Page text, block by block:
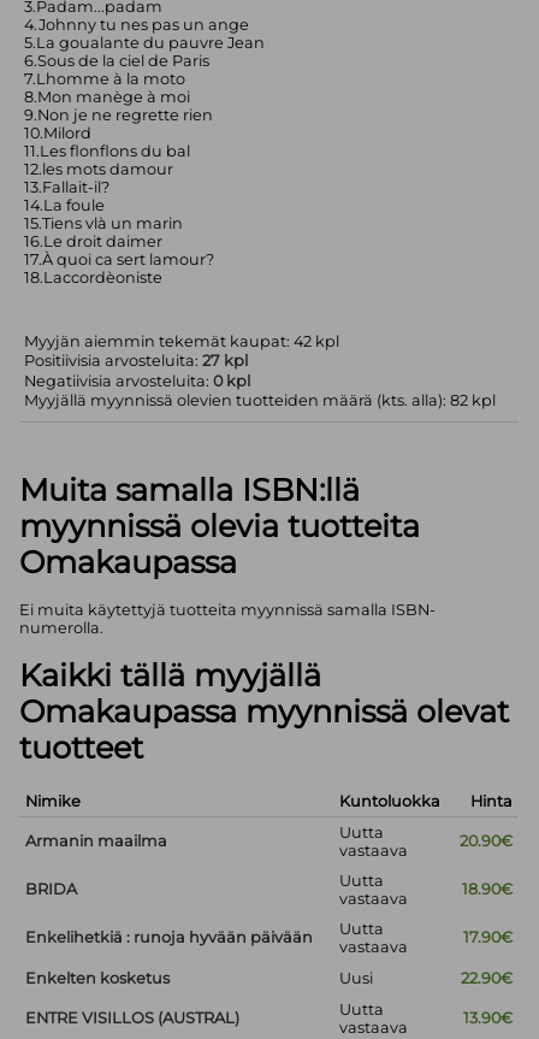
3.Padam...padam
4.Johnny tu nes pas un ange
5.La goualante du pauvre Jean
6.Sous de la ciel de Paris
7.Lhomme à la moto
8.Mon manège à moi
9.Non je ne regrette rien
10.Milord
11.Les flonflons du bal
12.les mots damour
13.Fallait-il?
14.La foule
15.Tiens vlà un marin
16.Le droit daimer
17.À quoi ca sert lamour?
18.Laccordèoniste
Myyjän aiemmin tekemät kaupat: 42 kpl
Positiivisia arvosteluita:27 kpl
Negatiivisia arvosteluita:0 kpl
Myyjällä myynnissä olevien tuotteiden määrä (kts. alla): 82 kpl
Muita samalla ISBN:llä
myynnissä olevia tuotteita
Omakaupassa
Ei muita käytettyjä tuotteita myynnissä samalla ISBN-
numerolla.
Kaikki tällä myyjällä
Omakaupassa myynnissä olevat
tuotteet
Nimike Kuntoluokka Hinta
Armanin maailma
Uutta
vastaava
20.90€
BRIDA
Uutta
vastaava
18.90€
Enkelihetkiä : runoja hyvään päivään
Uutta
vastaava
17.90€
Enkelten kosketus Uusi 22.90€
ENTRE VISILLOS (AUSTRAL)
Uutta
vastaava
13.90€